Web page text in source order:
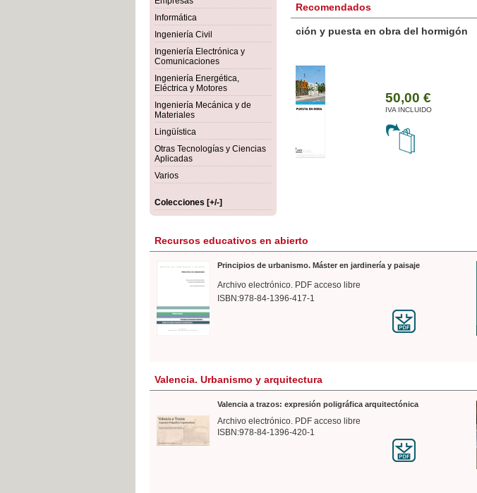
Informática
Ingeniería Civil
Ingeniería Electrónica y
Comunicaciones
Ingeniería Energética,
Eléctrica y Motores
Ingeniería Mecánica y de
Materiales
Lingüística
Otras Tecnologías y Ciencias
Aplicadas
Varios
Colecciones [+/-]
Recomendados
Botánica Agroalimentaria
35,00 €
IVA INCLUIDO
Recursos educativos en abierto
Principios de urbanismo. Máster en jardinería y paisaje
Archivo electrónico. PDF acceso libre
ISBN:978-84-1396-417-1
Valencia. Urbanismo y arquitectura
Valencia a trazos: expresión poligráfica arquitectónica
Archivo electrónico. PDF acceso libre
ISBN:978-84-1396-420-1